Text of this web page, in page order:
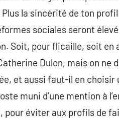
Plus la sincérité de ton
sociales seront
Soit, pour flicaille, soit en
Dulon, mais on ne
et aussi faut-il en choisir
muni d’une mention à
pour éviter aux profils de